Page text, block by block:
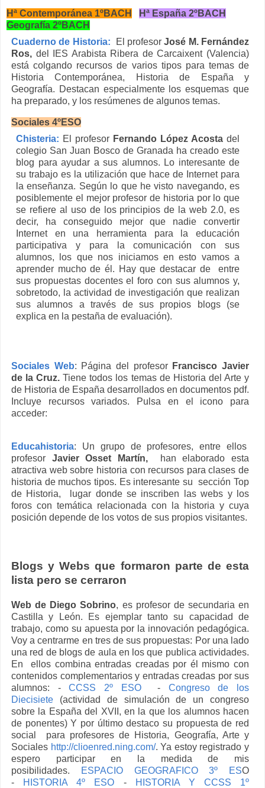
Hª Contemporánea 1ºBACH
Hª España 2ºBACH
Geografía 2ºBACH
Cuaderno de Historia:
El profesorJosé M. Fernández
Ros, del IES Arabista Ribera de Carcaixent (Valencia)
está colgando recursos de varios tipos para temas de
Historia Contemporánea, Historia de España y
Geografía. Destacan especialmente los esquemas que
ha preparado, y los resúmenes de algunos temas.
Sociales 4ºESO
Chisteria: El profesor Fernando López Acosta del
colegio San Juan Bosco de Granada ha creado este
blog para ayudar a sus alumnos. Lo interesante de
su trabajo es la utilización que hace de Internet para
la enseñanza. Según lo que he visto navegando, es
posiblemente el mejor profesor de historia por lo que
se refiere al uso de los principios de la web 2.0, es
decir, ha conseguido mejor que nadie convertir
Internet en una herramienta para la educación
participativa y para la comunicación con sus
alumnos, los que nos iniciamos en esto vamos a
aprender mucho de él. Hay que destacar de entre
sus propuestas docentes el foro con sus alumnos y,
sobretodo, la actividad de investigación que realizan
sus alumnos a través de sus propios blogs (se
explica en la pestaña de evaluación).
Sociales Web: Página del profesor Francisco Javier
de la Cruz.Tiene todos los temas de Historia del Arte y
de Historia de España desarrollados en documentos pdf.
Incluye recursos variados. Pulsa en el icono para
acceder:
Educahistoria: Un grupo de profesores, entre ellos
profesor Javier Osset Martín,
han elaborado esta
atractiva web sobre historia con recursos para clases de
historia de muchos tipos. Es interesante su sección Top
de Historia, lugar donde se inscriben las webs y los
foros con temática relacionada con la historia y cuya
posición depende de los votos de sus propios visitantes.
Blogs y Webs que formaron parte de esta
lista pero se cerraron
Web de Diego Sobrino, es profesor de secundaria en
Castilla y León. Es ejemplar tanto su capacidad de
trabajo, como su apuesta por la innovación pedagógica.
Voy a centrarme en tres de sus propuestas: Por una lado
una red de blogs de aula en los que publica actividades.
En ellos combina entradas creadas por él mismo con
contenidos complementarios y entradas creadas por sus
alumnos: -CCSS 2º ESO - Congreso de los
Diecisiete (actividad de simulación de un congreso
sobre la España del XVII, en la que los alumnos hacen
de ponentes) Y por último destaco su propuesta de red
social para profesores de Historia, Geografía, Arte y
Sociales http://clioenred.ning.com/. Ya estoy registrado y
espero participar en la medida de mis
posibilidades.
ESPACIO GEOGRAFICO 3º ESO
-
HISTORIA 4º ESO -
HISTORIA Y CCSS 1º